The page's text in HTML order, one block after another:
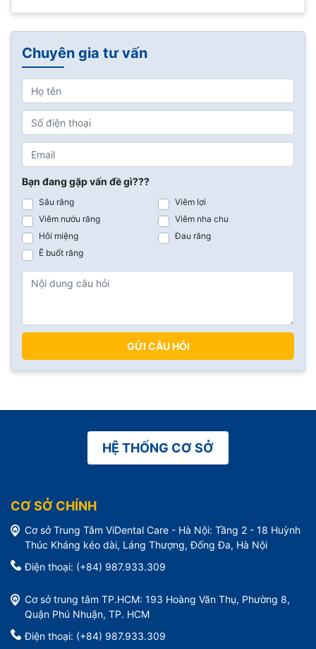
Chuyên gia tư vấn
Bạn đang gặp vấn đề gì???
Sâu răng
Viêm lợi
Viêm nướu răng
Viêm nha chu
Hôi miệng
Đau răng
Ê buốt răng
GỬI CÂU HỎI
HỆ THỐNG CƠ SỞ
CƠ SỞ CHÍNH
Cơ sở Trung Tâm ViDental Care - Hà Nội: Tầng 2 - 18 Huỳnh
Thúc Kháng kéo dài, Láng Thượng, Đống Đa, Hà Nội
Điện thoại: (+84) 987.933.309
Cơ sở trung tâm TP.HCM: 193 Hoàng Văn Thụ, Phường 8,
Quận Phú Nhuận, TP. HCM
Điện thoại: (+84) 987.933.309